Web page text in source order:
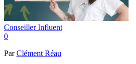
Conseiller Influent
0
ParClément Réau